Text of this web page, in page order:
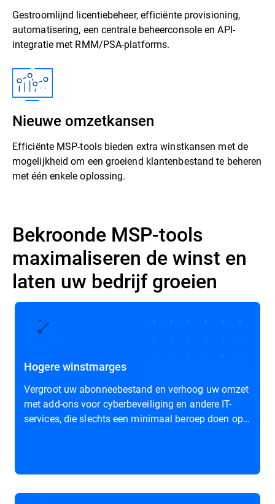
Gestroomlijnd licentiebeheer, efficiënte provisioning,
automatisering, een centrale beheerconsole en API-
integratie met RMM/PSA-platforms.
Nieuwe omzetkansen
Efficiënte MSP-tools bieden extra winstkansen met de
mogelijkheid om een groeiend klantenbestand te beheren
met één enkele oplossing.
Bekroonde MSP-tools
maximaliseren de winst en
laten uw bedrijf groeien
Hogere winstmarges
Vergroot uw abonneebestand en verhoog uw omzet
met add-ons voor cyberbeveiliging en andere IT-
services, die slechts een minimaal beroep doen op